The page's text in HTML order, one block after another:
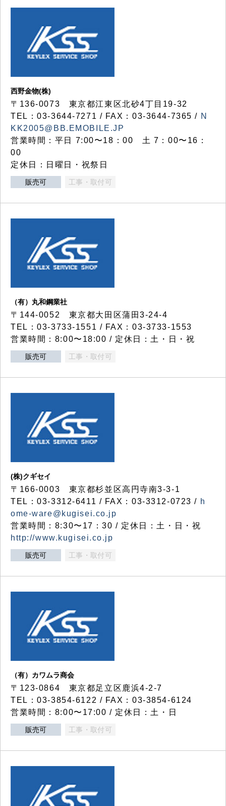
西野金物(株)
〒136-0073 東京都江東区北砂4丁目19-32
TEL：03‐3644‐7271 / FAX：03-3644-7365 / N
KK2005@BB.EMOBILE.JP
営業時間：平日 7:00〜18：00 土 7：00〜16：
00
定休日：日曜日・祝祭日
販売可 工事・取付可
（有）丸和鋼業社
〒144-0052 東京都大田区蒲田3-24-4
TEL：03-3733-1551 / FAX：03-3733-1553
営業時間：8:00〜18:00 / 定休日：土・日・祝
販売可 工事・取付可
(株)クギセイ
〒166-0003 東京都杉並区高円寺南3-3-1
TEL：03-3312-6411 / FAX：03-3312-0723 / h
ome-ware@kugisei.co.jp
営業時間：8:30〜17：30 / 定休日：土・日・祝
http://www.kugisei.co.jp
販売可 工事・取付可
（有）カワムラ商会
〒123-0864 東京都足立区鹿浜4-2-7
TEL：03-3854-6122 / FAX：03-3854-6124
営業時間：8:00〜17:00 / 定休日：土・日
販売可 工事・取付可